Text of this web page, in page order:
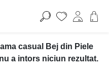
casual Bej din Piele
a intors niciun rezultat.